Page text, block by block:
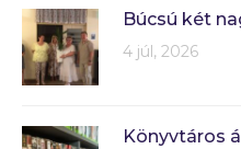
Búcsú két
4 júl, 2026
Könyvtáros